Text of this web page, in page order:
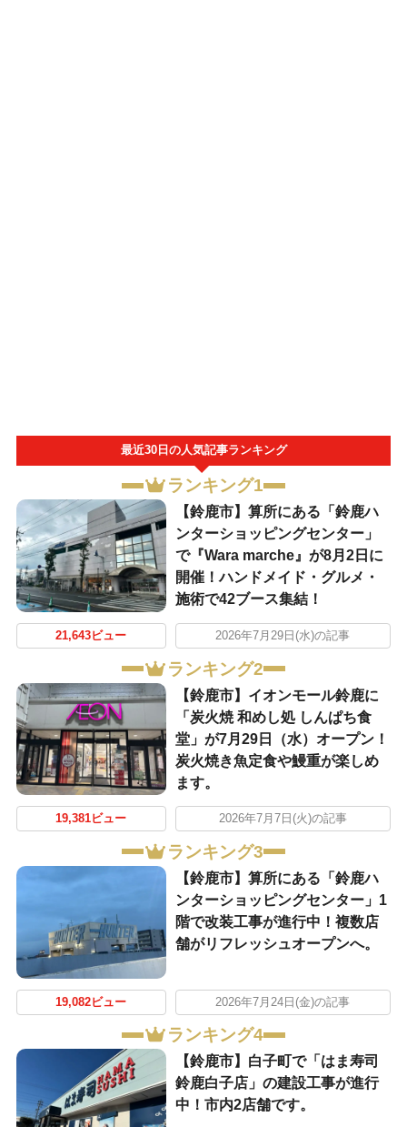
最近30日の人気記事ランキング
ランキング1
【鈴鹿市】算所にある「鈴鹿ハ
ンターショッピングセンター」
で『Wara marche』が8月2日に
開催！ハンドメイド・グルメ・
施術で42ブース集結！
21,643ビュー 2026年7月29日(水)の記事
ランキング2
【鈴鹿市】イオンモール鈴鹿に
「炭火焼 和めし処 しんぱち食
堂」が7月29日（水）オープン！
炭火焼き魚定食や鰻重が楽しめ
ます。
19,381ビュー 2026年7月7日(火)の記事
ランキング3
【鈴鹿市】算所にある「鈴鹿ハ
ンターショッピングセンター」1
階で改装工事が進行中！複数店
舗がリフレッシュオープンへ。
19,082ビュー 2026年7月24日(金)の記事
ランキング4
【鈴鹿市】白子町で「はま寿司
鈴鹿白子店」の建設工事が進行
中！市内2店舗です。